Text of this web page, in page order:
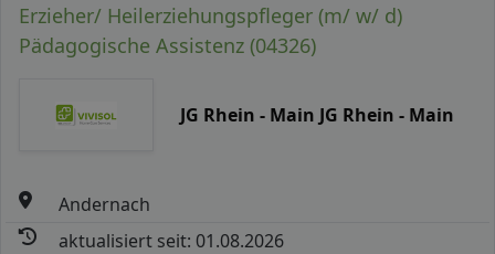
Erzieher/ Heilerziehungspfleger (m/ w/ d)
Pädagogische Assistenz (04326)
JG Rhein - Main JG Rhein - Main
Andernach
aktualisiert seit: 01.08.2026